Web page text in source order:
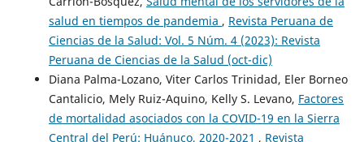
salud en tiempos de pandemia , Revista Peruana de
Ciencias de la Salud: Vol. 5 Núm. 4 (2023): Revista
Peruana de Ciencias de la Salud (oct-dic)
Diana Palma-Lozano, Viter Carlos Trinidad, Eler Borneo
Cantalicio, Mely Ruiz-Aquino, Kelly S. Levano, Factores
de mortalidad asociados con la COVID-19 en la Sierra
Central del Perú: Huánuco, 2020-2021 , Revista